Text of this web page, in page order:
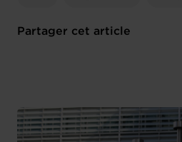
Partager cet article